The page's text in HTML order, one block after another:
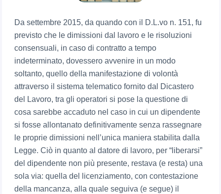
Da settembre 2015, da quando con il D.L.vo n. 151, fu
previsto che le dimissioni dal lavoro e le risoluzioni
consensuali, in caso di contratto a tempo
indeterminato, dovessero avvenire in un modo
soltanto, quello della manifestazione di volontà
attraverso il sistema telematico fornito dal Dicastero
del Lavoro, tra gli operatori si pose la questione di
cosa sarebbe accaduto nel caso in cui un dipendente
si fosse allontanato definitivamente senza rassegnare
le proprie dimissioni nell’unica maniera stabilita dalla
Legge. Ciò in quanto al datore di lavoro, per “liberarsi”
del dipendente non più presente, restava (e resta) una
sola via: quella del licenziamento, con contestazione
della mancanza, alla quale seguiva (e segue) il